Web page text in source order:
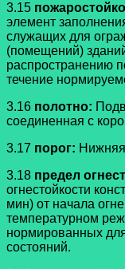
3.15
элемент
служащих для
(помещений)
распространению
течение
3.16 полотно:
соединенная с
3.17 порог: Нижняя
3.18 предел
огнестойкости
мин) от начала
температурном
нормированных
состояний.